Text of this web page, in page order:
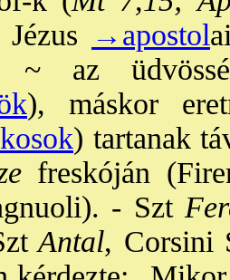
→apostol
az
), máskor
) tartanak
freskóján
- Szt
Antal, Corsini